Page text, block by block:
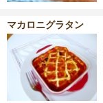
マカロニグラタン